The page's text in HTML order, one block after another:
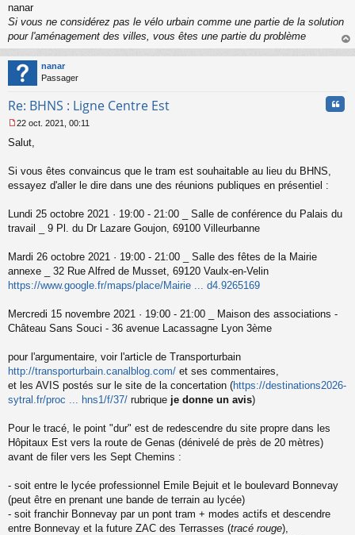
nanar
Si vous ne considérez pas le vélo urbain comme une partie de la solution
pour l'aménagement des villes, vous êtes une partie du problème
au
nanar
Passager
Re: BHNS : Ligne Centre Est
e
s
g
n
o
u
22 oct. 2021, 00:11
Salut,
Si vous êtes convaincus que le tram est souhaitable au lieu du BHNS,
essayez d'aller le dire dans une des réunions publiques en présentiel :
Lundi 25 octobre 2021 · 19:00 - 21:00 _ Salle de conférence du Palais du
travail _ 9 Pl. du Dr Lazare Goujon, 69100 Villeurbanne
Mardi 26 octobre 2021 · 19:00 - 21:00 _ Salle des fêtes de la Mairie
annexe _ 32 Rue Alfred de Musset, 69120 Vaulx-en-Velin
https://www.google.fr/maps/place/Mairie ... d4.9265169
Mercredi 15 novembre 2021 · 19:00 - 21:00 _ Maison des associations -
Château Sans Souci - 36 avenue Lacassagne Lyon 3ème
pour l'argumentaire, voir l'article de Transporturbain
http://transporturbain.canalblog.com/ et ses commentaires,
et les AVIS postés sur le site de la concertation (https://destinations2026-
sytral.fr/proc ... hns1/f/37/ rubrique je donne un avis)
Pour le tracé, le point "dur" est de redescendre du site propre dans les
Hôpitaux Est vers la route de Genas (dénivelé de près de 20 mètres)
avant de filer vers les Sept Chemins :
- soit entre le lycée professionnel Emile Bejuit et le boulevard Bonnevay
(peut être en prenant une bande de terrain au lycée)
- soit franchir Bonnevay par un pont tram + modes actifs et descendre
entre Bonnevay et la future ZAC des Terrasses (tracé rouge),